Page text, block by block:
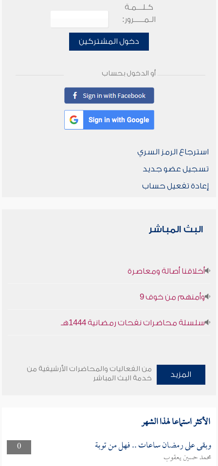
كـلـــمـة
الـمـــــرور:
دخول المشتركين
أو الدخول بحساب
استرجاع الرمز السري
تسجيل عضو جديد
إعادة تفعيل حساب
البث المباشر
أخلاقنا أصالة ومعاصرة
وأمنهم من خوف 9
سلسلة محاضرات نفحات رمضانية 1444هـ
المزيد
من الفعاليات والمحاضرات الأرشيفية من
خدمة البث المباشر
الأكثر استماعا لهذا الشهر
0 وبقى على رمضان ساعات .. فهل من توبة
محمد حسين يعقوب